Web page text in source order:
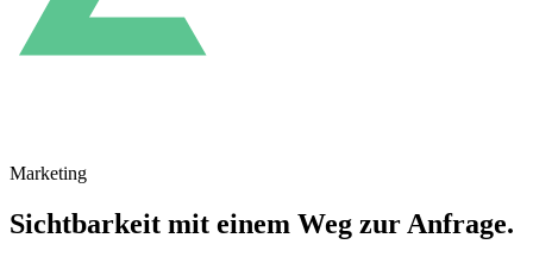
Marketing
Sichtbarkeit mit einem Weg zur Anfrage.